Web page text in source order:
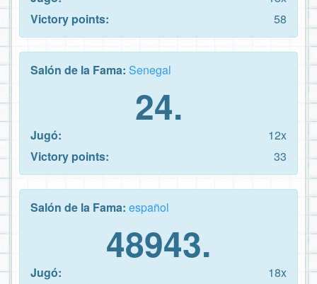
Victory points:
58
Salón de la Fama: Senegal
24.
Jugó:
12x
Victory points:
33
Salón de la Fama: español
48943.
Jugó:
18x